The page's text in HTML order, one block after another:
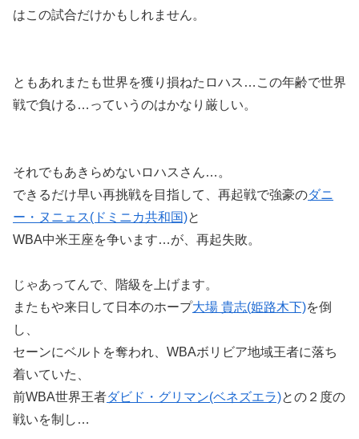
はこの試合だけかもしれません。
ともあれまたも世界を獲り損ねたロハス…この年齢で世界
戦で負ける…っていうのはかなり厳しい。
それでもあきらめないロハスさん…。
できるだけ早い再挑戦を目指して、再起戦で強豪のダニ
ー・ヌニェス(ドミニカ共和国)と
WBA中米王座を争います…が、再起失敗。
じゃあってんで、階級を上げます。
またもや来日して日本のホープ大場 貴志(姫路木下)を倒
し、
セーンにベルトを奪われ、WBAボリビア地域王者に落ち
着いていた、
前WBA世界王者ダビド・グリマン(ベネズエラ)との２度の
戦いを制し…